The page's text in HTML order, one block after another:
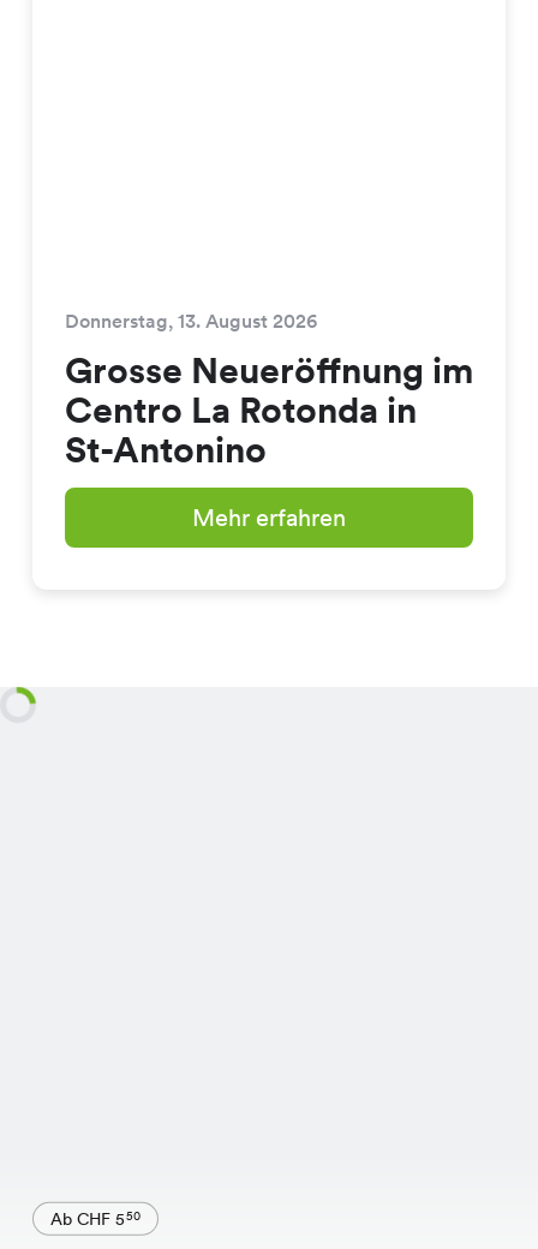
Donnerstag, 13. August 2026
Grosse Neueröffnung im
Centro La Rotonda in
St-Antonino
Mehr erfahren
Ab CHF 550